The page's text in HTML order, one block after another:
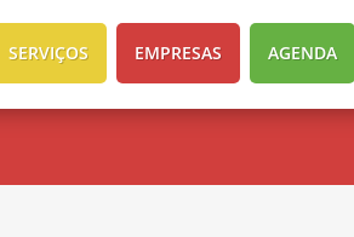
SERVIÇOS EMPRESAS AGENDA